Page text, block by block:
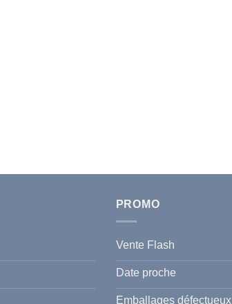
PROMO
Vente Flash
Date proche
Emballages défectueux